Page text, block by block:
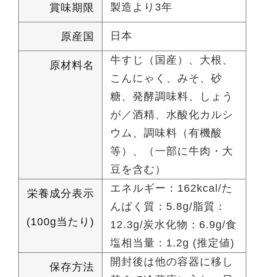
賞味期限 製造より3年
原産国 日本
原材料名
牛すじ（国産）、大根、
こんにゃく、みそ、砂
糖、発酵調味料、しょう
が／酒精、水酸化カルシ
ウム、調味料（有機酸
等）、（一部に牛肉・大
豆を含む）
栄養成分表示
(100g当たり)
エネルギー：162kcal/た
んぱく質：5.8g/脂質：
12.3g/炭水化物：6.9g/食
塩相当量：1.2g (推定値)
保存方法
開封後は他の容器に移し